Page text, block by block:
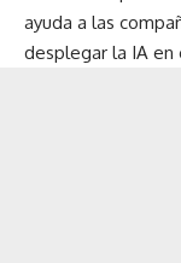
ayuda a las
desplegar la IA en